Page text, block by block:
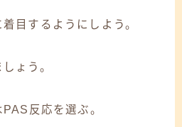
目するようにしよう。
ょう。
PAS反応を選ぶ。